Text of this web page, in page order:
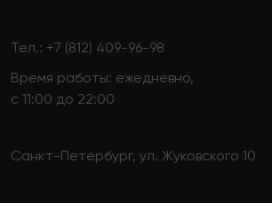
Тел.: +7 (812) 409-96-98
Время работы: ежедневно,
с 11:00 до 22:00
Санкт-Петербург, ул. Жуковского 10